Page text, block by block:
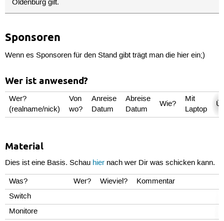
Oldenburg gilt.
Sponsoren
Wenn es Sponsoren für den Stand gibt trägt man die hier ein;)
Wer ist anwesend?
Wer?
(realname/nick)
Von
wo?
Anreise
Datum
Abreise
Datum
Wie?
Mit
Laptop
Material
Dies ist eine Basis. Schau hiernach wer Dir was schicken kann.
Was? Wer? Wieviel?
Kommentar
Switch
Monitore